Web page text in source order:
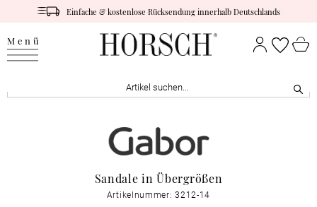
Einfache & kostenlose Rücksendung innerhalb Deutschlands
Menü
Sandale in Übergrößen
Artikelnummer: 3212-14